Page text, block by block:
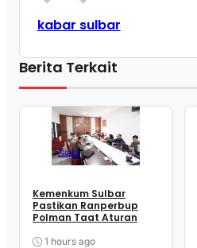
kabar sulbar
Berita Terkait
News
Kemenkum Sulbar
Pastikan Ranperbup
Polman Taat Aturan
1 hours ago